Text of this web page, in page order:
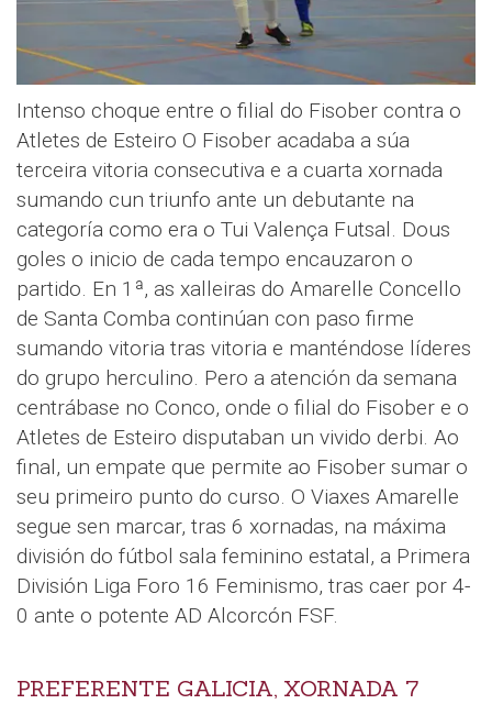
Intenso choque entre o filial do Fisober contra o
Atletes de Esteiro O Fisober acadaba a súa
terceira vitoria consecutiva e a cuarta xornada
sumando cun triunfo ante un debutante na
categoría como era o Tui Valença Futsal. Dous
goles o inicio de cada tempo encauzaron o
partido. En 1ª, as xalleiras do Amarelle Concello
de Santa Comba continúan con paso firme
sumando vitoria tras vitoria e manténdose líderes
do grupo herculino. Pero a atención da semana
centrábase no Conco, onde o filial do Fisober e o
Atletes de Esteiro disputaban un vivido derbi. Ao
final, un empate que permite ao Fisober sumar o
seu primeiro punto do curso. O Viaxes Amarelle
segue sen marcar, tras 6 xornadas, na máxima
división do fútbol sala feminino estatal, a Primera
División Liga Foro 16 Feminismo, tras caer por 4-
0 ante o potente AD Alcorcón FSF.
PREFERENTE GALICIA, XORNADA 7